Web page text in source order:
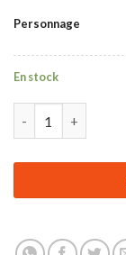
Personnage
En stock